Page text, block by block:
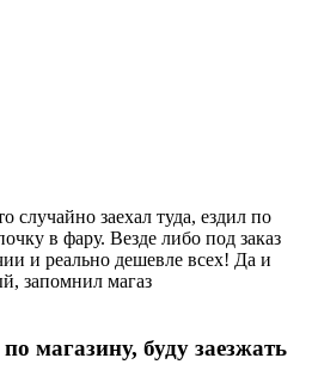
случайно заехал туда, ездил по
в фару. Везде либо под заказ
и реально дешевле всех! Да и
запомнил магаз
магазину, буду заезжать